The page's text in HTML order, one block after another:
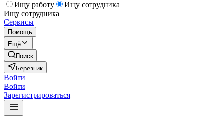
Ищу работу
Ищу сотрудника
Ищу сотрудника
Сервисы
Помощь
Ещё
Поиск
Березник
Войти
Войти
Зарегистрироваться